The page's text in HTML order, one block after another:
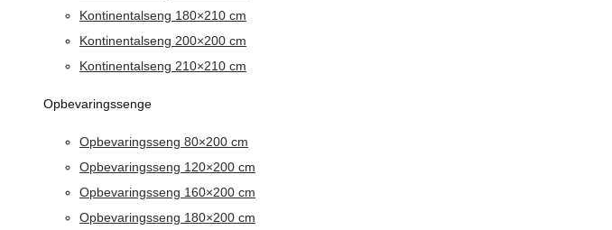
Kontinentalseng 180×210 cm
Kontinentalseng 200×200 cm
Kontinentalseng 210×210 cm
Opbevaringssenge
Opbevaringsseng 80×200 cm
Opbevaringsseng 120×200 cm
Opbevaringsseng 160×200 cm
Opbevaringsseng 180×200 cm